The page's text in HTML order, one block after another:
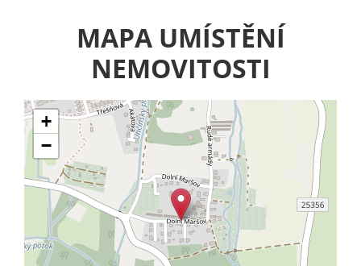
MAPA UMÍSTĚNÍ
NEMOVITOSTI
+
−